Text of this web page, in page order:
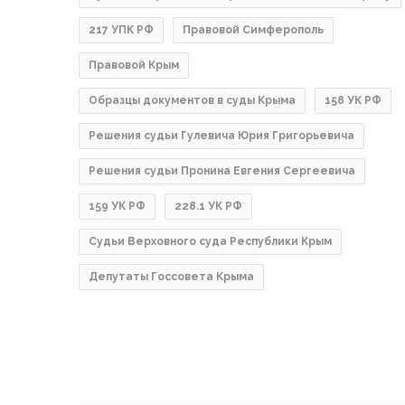
217 УПК РФ Правовой Симферополь
Правовой Крым
Образцы документов в суды Крыма 158 УК РФ
Решения судьи Гулевича Юрия Григорьевича
Решения судьи Пронина Евгения Сергеевича
159 УК РФ 228.1 УК РФ
Судьи Верховного суда Республики Крым
Депутаты Госсовета Крыма